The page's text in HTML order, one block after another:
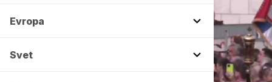
Evropa
Svet